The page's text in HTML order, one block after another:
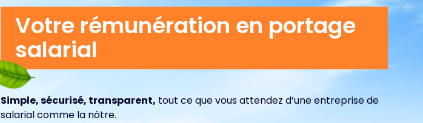
Votre rémunération en portage
salarial
Simple, sécurisé, transparent, tout ce que vous attendez d’une entreprise de
salarial comme la nôtre.